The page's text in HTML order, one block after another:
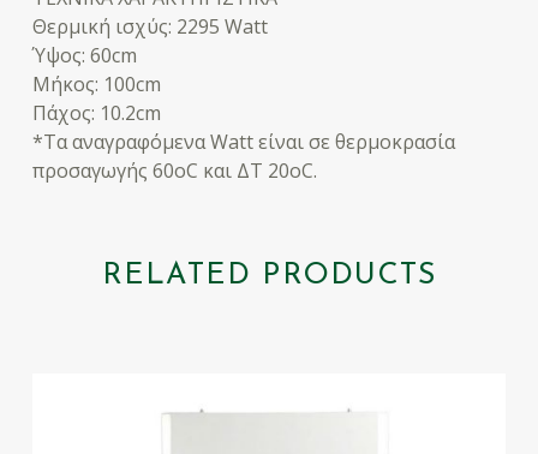
Θερμική ισχύς: 2295 Watt
Ύψος: 60cm
Μήκος: 100cm
Πάχος: 10.2cm
*Τα αναγραφόμενα Watt είναι σε θερμοκρασία
προσαγωγής 60οC και ΔΤ 20οC.
RELATED PRODUCTS